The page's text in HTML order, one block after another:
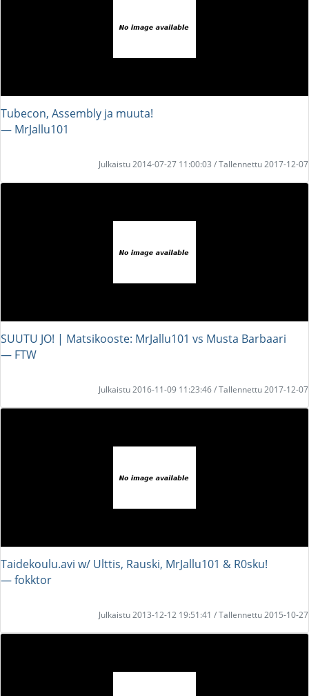
Tubecon, Assembly ja muuta!
― MrJallu101
Julkaistu 2014-07-27 11:00:03 / Tallennettu 2017-12-07
SUUTU JO! | Matsikooste: MrJallu101 vs Musta Barbaari
― FTW
Julkaistu 2016-11-09 11:23:46 / Tallennettu 2017-12-07
Taidekoulu.avi w/ Ulttis, Rauski, MrJallu101 & R0sku!
― fokktor
Julkaistu 2013-12-12 19:51:41 / Tallennettu 2015-10-27